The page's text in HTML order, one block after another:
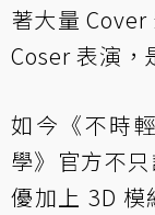
著大量
Coser 表演，
如今《不時
學》官方不
優加上 3D